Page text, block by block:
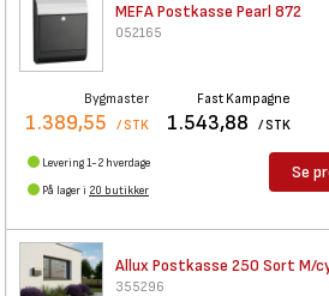
MEFA Postkasse Pearl 872
052165
Bygmaster
1.389,55 / STK
Fast Kampagne
1.543,88 / STK
Levering 1-2 hverdage
På lager i 20 butikker
Se
Allux Postkasse 250 Sort M/
355296